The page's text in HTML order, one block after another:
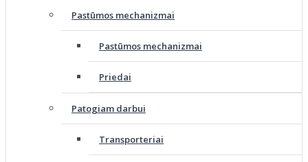
Pastūmos mechanizmai
Pastūmos mechanizmai
Priedai
Patogiam darbui
Transporteriai